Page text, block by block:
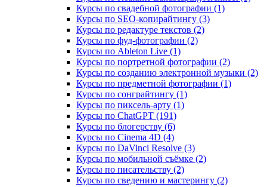
Курсы по свадебной фотографии (1)
Курсы по SEO-копирайтингу (3)
Курсы по редактуре текстов (2)
Курсы по фуд-фотографии (2)
Курсы по Ableton Live (1)
Курсы по портретной фотографии (2)
Курсы по созданию электронной музыки (2)
Курсы по предметной фотографии (1)
Курсы по сонграйтингу (1)
Курсы по пиксель-арту (1)
Курсы по ChatGPT (191)
Курсы по блогерству (6)
Курсы по Cinema 4D (4)
Курсы по DaVinci Resolve (3)
Курсы по мобильной съёмке (2)
Курсы по писательству (2)
Курсы по сведению и мастерингу (2)